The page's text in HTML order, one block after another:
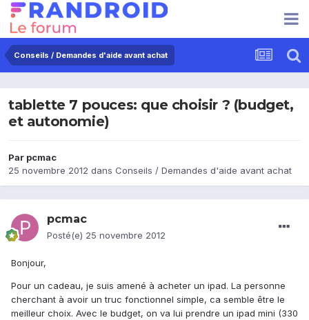
Conseils / Demandes d'aide avant achat
tablette 7 pouces: que choisir ? (budget,
et autonomie)
Par pcmac
25 novembre 2012 dans Conseils / Demandes d'aide avant achat
pcmac
Posté(e) 25 novembre 2012
Bonjour,
Pour un cadeau, je suis amené à acheter un ipad. La personne
cherchant à avoir un truc fonctionnel simple, ca semble être le
meilleur choix. Avec le budget, on va lui prendre un ipad mini (330